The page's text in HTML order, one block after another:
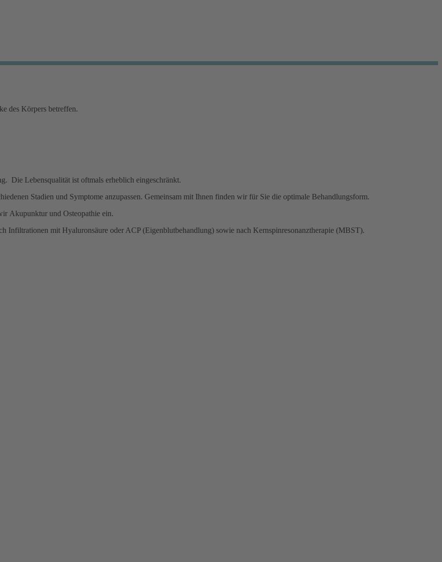
des Körpers betreffen.
Die Lebensqualität ist oftmals erheblich eingeschränkt.
Stadien und Symptome anzupassen. Gemeinsam mit Ihnen finden wir für Sie die optimale Behandlungsform.
Akupunktur und Osteopathie ein.
Infiltrationen mit Hyaluronsäure oder ACP (Eigenblutbehandlung) sowie nach Kernspinresonanztherapie (MBST).